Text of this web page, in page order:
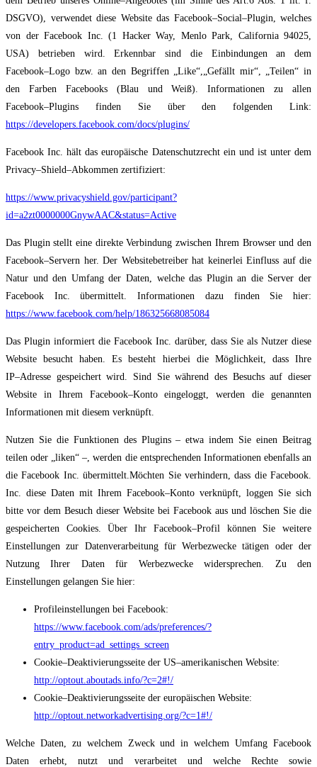
DSGVO), verwendet diese Website das Facebook–Social–Plugin, welches
von der Facebook Inc. (1 Hacker Way, Menlo Park, California 94025,
USA) betrieben wird. Erkennbar sind die Einbindungen an dem
Facebook–Logo bzw. an den Begriffen „Like“,
„Gefällt mir“, „Teilen“ in
den Farben Facebooks (Blau und Weiß). Informationen zu allen
Facebook–Plugins finden Sie über den folgenden Link:
https://developers.facebook.com/docs/plugins/
Facebook Inc. hält das europäische Datenschutzrecht ein und ist unter dem
Privacy–Shield–Abkommen zertifiziert:
https://www.privacyshield.gov/participant?
id=a2zt0000000GnywAAC&status=Active
Das Plugin stellt eine direkte Verbindung zwischen Ihrem Browser und den
Facebook–Servern her. Der Websitebetreiber hat keinerlei Einfluss auf die
Natur und den Umfang der Daten, welche das Plugin an die Server der
Facebook Inc. übermittelt. Informationen dazu finden Sie hier:
https://www.facebook.com/help/186325668085084
Das Plugin informiert die Facebook Inc. darüber, dass Sie als Nutzer diese
Website besuchthaben. Es besteht hierbei die Möglichkeit, dass Ihre
IP–Adresse gespeichert wird. Sind Siewährend des Besuchs auf dieser
Website in Ihrem Facebook–Konto eingeloggt, werden diegenannten
Informationen mit diesem verknüpft.
Nutzen Sie die Funktionen des Plugins–etwa indem Sie einen Beitrag
teilen oder „liken“– ,werden die entsprechenden Informationen ebenfalls an
die Facebook Inc. übermittelt.Möchten Sie verhindern, dass die Facebook.
Inc. diese Daten mit Ihrem Facebook–Konto verknüpft, loggen Sie sich
bitte vor dem Besuch dieser Website bei Facebook aus und löschen Sie die
gespeicherten Cookies. Über Ihr Facebook–Profil können Sie weitere
Einstellungen zur Datenverarbeitung für Werbezwecke tätigen oder der
Nutzung Ihrer Datenfür Werbezwecke widersprechen. Zu den
Einstellungen gelangen Sie hier:
Profileinstellungen bei Facebook:
https://www.facebook.com/ads/preferences/?
entry_product=ad_settings_screen
Cookie–Deaktivierungsseite der US–amerikanischen Website:
http://optout.aboutads.info/?c=2#!/
Cookie–Deaktivierungsseite der europäischen Website:
http://optout.networkadvertising.org/?c=1#!/
Welche Daten, zu welchem Zweck und in welchem Umfang Facebook
Daten erhebt, nutztund verarbeitet und welche Rechte sowie